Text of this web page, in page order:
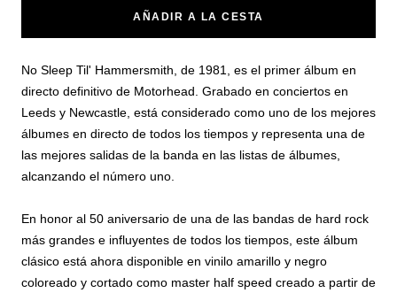
AÑADIR A LA CESTA
No Sleep Til' Hammersmith, de 1981, es el primer álbum en
directo definitivo de Motorhead. Grabado en conciertos en
Leeds y Newcastle, está considerado como uno de los mejores
álbumes en directo de todos los tiempos y representa una de
las mejores salidas de la banda en las listas de álbumes,
alcanzando el número uno.
En honor al 50 aniversario de una de las bandas de hard rock
más grandes e influyentes de todos los tiempos, este álbum
clásico está ahora disponible en vinilo amarillo y negro
coloreado y cortado como master half speed creado a partir de